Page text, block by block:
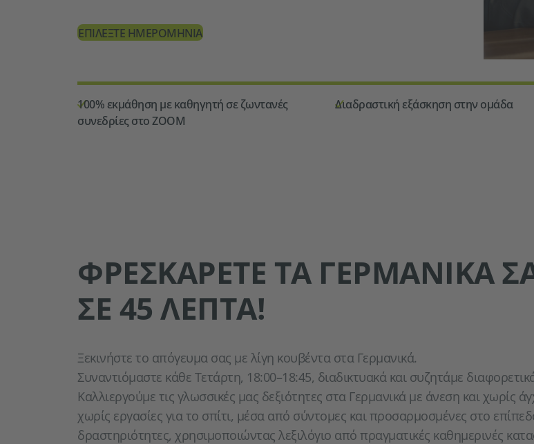
ΕΠΙΛΕΞΤΕ ΗΜΕΡΟΜΗΝΙΑ
100% εκμάθηση με καθηγητή σε ζωντανές
συνεδρίες στο ZOOM
Διαδραστική εξάσκηση στην ομάδα
ΦΡΕΣΚΆΡΕΤΕ ΤΑ ΓΕΡΜΑΝΙΚΆ
ΣΕ 45 ΛΕΠΤΆ!
Ξεκινήστε το απόγευμα σας με λίγη κουβέντα στα Γερμανικά.
Συναντιόμαστε κάθε Τετάρτη, 18:00–18:45, διαδικτυακά και συζητάμε
Καλλιεργούμε τις γλωσσικές μας δεξιότητες στα Γερμανικά με άνεση και χωρίς
χωρίς εργασίες για το σπίτι, μέσα από σύντομες και προσαρμοσμένες στο
δραστηριότητες, χρησιμοποιώντας λεξιλόγιο από πραγματικές καθημερινές